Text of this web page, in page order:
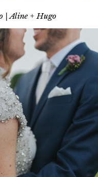
| Aline + Hugo